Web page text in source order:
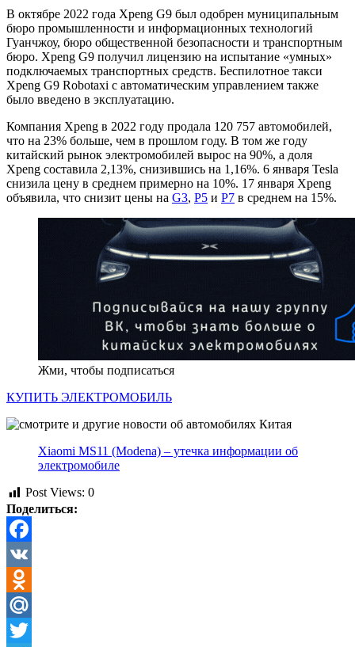
В октябре 2022 года Xpeng G9 был одобрен муниципальным
бюро промышленности и информационных технологий
Гуанчжоу, бюро общественной безопасности и транспортным
бюро. Xpeng G9 получил лицензию на испытание «умных»
подключаемых транспортных средств. Беспилотное такси
Xpeng G9 Robotaxi с автоматическим управлением также
было введено в эксплуатацию.
Компания Xpeng в 2022 году продала 120 757 автомобилей,
что на 23% больше, чем в прошлом году. В том же году
китайский рынок электромобилей вырос на 90%, а доля
Xpeng составила 2,13%, снизившись на 1,16%. 6 января Tesla
снизила цену в среднем примерно на 10%. 17 января Xpeng
объявила, что снизит цены на G3, P5 и P7 в среднем на 15%.
Жми, чтобы подписаться
КУПИТЬ ЭЛЕКТРОМОБИЛЬ
Xiaomi MS11 (Modena) – утечка информации об
электромобиле
Post Views: 0
Поделиться:
Facebook
VK
Odnoklassniki
Mail.Ru